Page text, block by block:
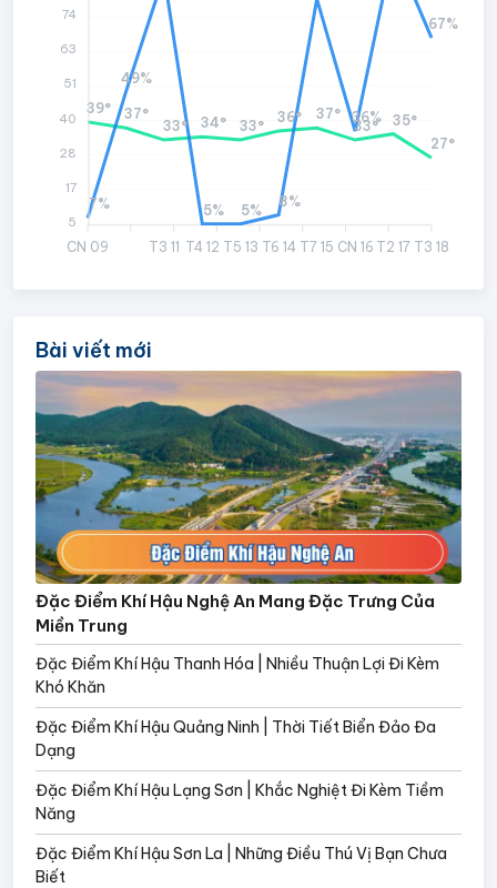
CN 09 T3 11 T4 12 T5 13 T6 14 T7 15 CN 16 T2 17 T3 18
39° 37°
33° 34° 33°
36° 37°
33°
35°
27°
7%
49%
5% 5%
8%
36%
67%
74
63
51
40
28
17
5
Bài viết mới
Đặc Điểm Khí Hậu Nghệ An Mang Đặc Trưng Của
Miền Trung
Đặc Điểm Khí Hậu Thanh Hóa | Nhiều Thuận Lợi Đi Kèm
Khó Khăn
Đặc Điểm Khí Hậu Quảng Ninh | Thời Tiết Biển Đảo Đa
Dạng
Đặc Điểm Khí Hậu Lạng Sơn | Khắc Nghiệt Đi Kèm Tiềm
Năng
Đặc Điểm Khí Hậu Sơn La | Những Điều Thú Vị Bạn Chưa
Biết